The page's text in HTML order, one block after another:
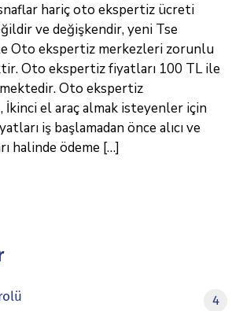
hariç oto ekspertiz ücreti
ve değişkendir, yeni Tse
Oto ekspertiz merkezleri zorunlu
Oto ekspertiz fiyatları 100 TL ile
Oto ekspertiz
İkinci el araç almak isteyenler için
iş başlamadan önce alıcı ve
halinde ödeme […]
4